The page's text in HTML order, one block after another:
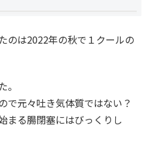
のは2022年の秋で１クールの
で元々吐き気体質ではない？
まる腸閉塞にはびっくりし